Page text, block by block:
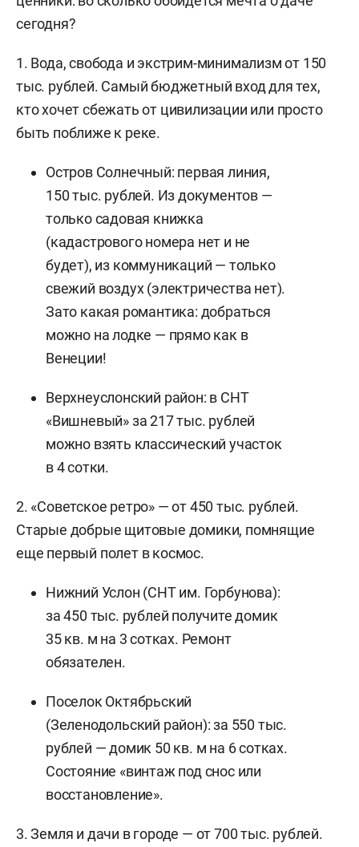
сегодня?
1. Вода, свобода и экстрим-минимализм от 150
тыс. рублей. Самый бюджетный вход для тех,
кто хочет сбежать от цивилизации или просто
быть поближе к реке.
Остров Солнечный: первая линия,
150 тыс. рублей. Из документов —
только садовая книжка
(кадастрового номера нет и не
будет), из коммуникаций — только
свежий воздух (электричества нет).
Зато какая романтика: добраться
можно на лодке — прямо как в
Венеции!
Верхнеуслонский район: в СНТ
«Вишневый» за 217 тыс. рублей
можно взять классический участок
в 4 сотки.
2. «Советское ретро» — от 450 тыс. рублей.
Старые добрые щитовые домики, помнящие
еще первый полет в космос.
Нижний Услон (СНТ им. Горбунова):
за 450 тыс. рублей получите домик
35 кв. м на 3 сотках. Ремонт
обязателен.
Поселок Октябрьский
(Зеленодольский район): за 550 тыс.
рублей — домик 50 кв. м на 6 сотках.
Состояние «винтаж под снос или
восстановление».
3. Земля и дачи в городе — от 700 тыс. рублей.